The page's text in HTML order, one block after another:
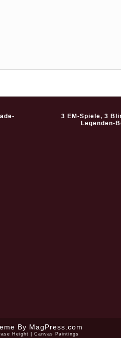
3 EM-Spiele, 3
Legenden-
By MagPress.com
Height Canvas Paintings